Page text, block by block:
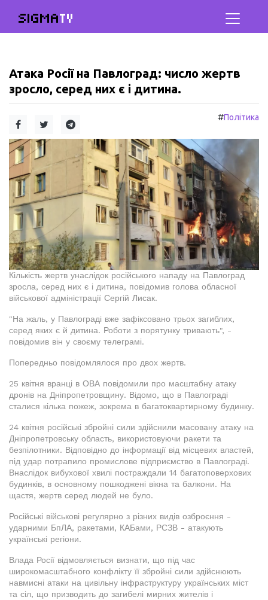
SIGMATV
Атака Росії на Павлоград: число жертв
зросло, серед них є і дитина.
#Політика
Кількість жертв унаслідок російського нападу на Павлоград
зросла, серед них є і дитина, повідомив голова обласної
військової адміністрації Сергій Лисак.
"На жаль, у Павлограді вже зафіксовано трьох загиблих,
серед яких є й дитина. Роботи з порятунку тривають", -
повідомив він у своєму телеграмі.
Попередньо повідомлялося про двох жертв.
25 квітня вранці в ОВА повідомили про масштабну атаку
дронів на Дніпропетровщину. Відомо, що в Павлограді
сталися кілька пожеж, зокрема в багатоквартирному будинку.
24 квітня російські збройні сили здійснили масовану атаку на
Дніпропетровську область, використовуючи ракети та
безпілотники. Відповідно до інформації від місцевих властей,
під удар потрапило промислове підприємство в Павлограді.
Внаслідок вибухової хвилі постраждали 14 багатоповерхових
будинків, в основному пошкоджені вікна та балкони. На
щастя, жертв серед людей не було.
Російські військові регулярно з різних видів озброєння -
ударними БпЛА, ракетами, КАБами, РСЗВ - атакують
українські регіони.
Влада Росії відмовляється визнати, що під час
широкомасштабного конфлікту її збройні сили здійснюють
навмисні атаки на цивільну інфраструктуру українських міст
та сіл, що призводить до загибелі мирних жителів і